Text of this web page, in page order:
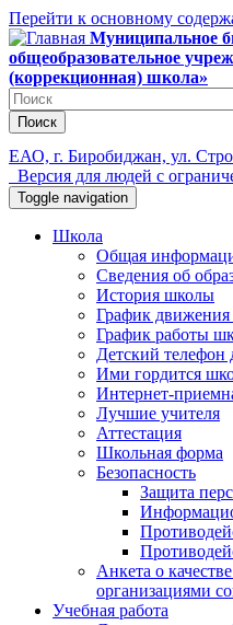
Перейти к основному
Муниципальное
общеобразовательное
(коррекционная) школа»
Поиск
ЕАО, г. Биробиджан, ул.
Версия для людей с
Toggle navigation
Школа
Общая
Сведения об
История школы
График движения
График работы
Детский телефон
Ими гордится
Интернет-
Лучшие учителя
Аттестация
Школьная форма
Безопасность
Защита
Анкета о
организациями
Учебная работа